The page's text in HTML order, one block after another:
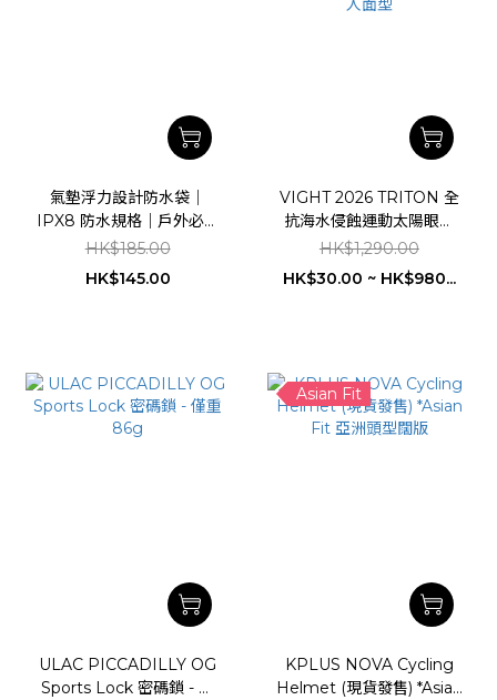
氣墊浮力設計防水袋｜
IPX8 防水規格｜戶外必備
｜6.8 Inch｜可觸控螢幕
HK$185.00
HK$145.00
VIGHT 2026 TRITON 全
抗海水侵蝕運動太陽眼鏡
(抗鹽水/防汗水/抗刮塗層
PCPL高階偏光鏡) **特別
適合亞洲人面型
HK$1,290.00
HK$30.00 ~ HK$980...
ULAC PICCADILLY OG
Sports Lock 密碼鎖 - 僅
Asian Fit
KPLUS NOVA Cycling
Helmet (現貨發售) *Asian